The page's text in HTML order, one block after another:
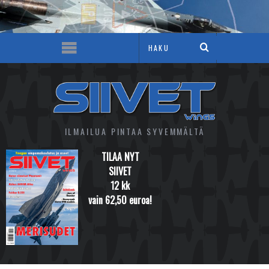
ILMAILUA PINTAA SYVEMMÄLTÄ
TILAA NYT
SIIVET
12 kk
vain 62,50 euroa!